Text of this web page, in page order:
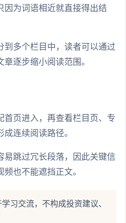
因为词语相近就直接得出结
到多个栏目中，读者可以通过
逐步缩小阅读范围。
首页进入，再查看栏目页、专
连续阅读路径。
易跳过冗长段落，因此关键信
也不能遮挡正文。
习交流，不构成投资建议、